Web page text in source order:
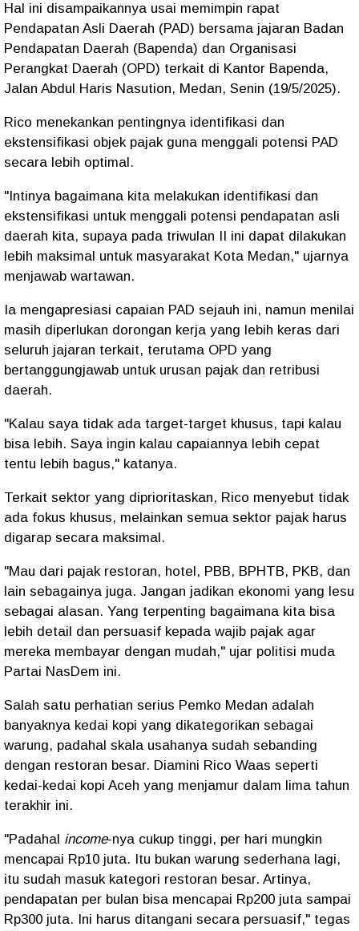
Hal ini disampaikannya usai memimpin rapat
Pendapatan Asli Daerah (PAD) bersama jajaran Badan
Pendapatan Daerah (Bapenda) dan Organisasi
Perangkat Daerah (OPD) terkait di Kantor Bapenda,
Jalan Abdul Haris Nasution, Medan, Senin (19/5/2025).
Rico menekankan pentingnya identifikasi dan
ekstensifikasi objek pajak guna menggali potensi PAD
secara lebih optimal.
"Intinya bagaimana kita melakukan identifikasi dan
ekstensifikasi untuk menggali potensi pendapatan asli
daerah kita, supaya pada triwulan II ini dapat dilakukan
lebih maksimal untuk masyarakat Kota Medan," ujarnya
menjawab wartawan.
Ia mengapresiasi capaian PAD sejauh ini, namun menilai
masih diperlukan dorongan kerja yang lebih keras dari
seluruh jajaran terkait, terutama OPD yang
bertanggungjawab untuk urusan pajak dan retribusi
daerah.
"Kalau saya tidak ada target-target khusus, tapi kalau
bisa lebih. Saya ingin kalau capaiannya lebih cepat
tentu lebih bagus," katanya.
Terkait sektor yang diprioritaskan, Rico menyebut tidak
ada fokus khusus, melainkan semua sektor pajak harus
digarap secara maksimal.
"Mau dari pajak restoran, hotel, PBB, BPHTB, PKB, dan
lain sebagainya juga. Jangan jadikan ekonomi yang lesu
sebagai alasan. Yang terpenting bagaimana kita bisa
lebih detail dan persuasif kepada wajib pajak agar
mereka membayar dengan mudah," ujar politisi muda
Partai NasDem ini.
Salah satu perhatian serius Pemko Medan adalah
banyaknya kedai kopi yang dikategorikan sebagai
warung, padahal skala usahanya sudah sebanding
dengan restoran besar. Diamini Rico Waas seperti
kedai-kedai kopi Aceh yang menjamur dalam lima tahun
terakhir ini.
"Padahal income-nya cukup tinggi, per hari mungkin
mencapai Rp10 juta. Itu bukan warung sederhana lagi,
itu sudah masuk kategori restoran besar. Artinya,
pendapatan per bulan bisa mencapai Rp200 juta sampai
Rp300 juta. Ini harus ditangani secara persuasif," tegas